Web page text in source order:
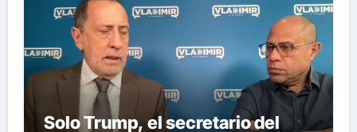
Solo Trump, el secretario del